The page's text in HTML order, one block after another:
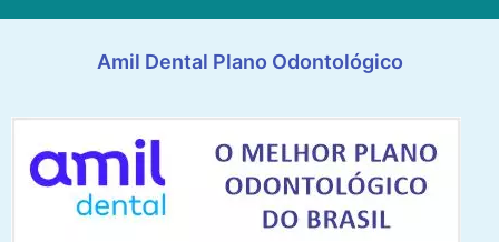
Amil Dental Plano Odontológico